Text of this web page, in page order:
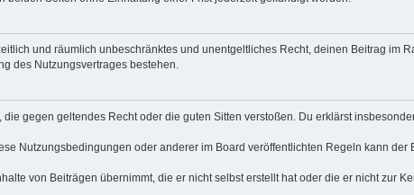
und räumlich unbeschränktes und unentgeltliches Recht, deinen Beitrag im
des Nutzungsvertrages bestehen.
gegen geltendes Recht oder die guten Sitten verstoßen. Du erklärst
Nutzungsbedingungen oder anderer im Board veröffentlichten Regeln kann
von Beiträgen übernimmt, die er nicht selbst erstellt hat oder die er nicht zur